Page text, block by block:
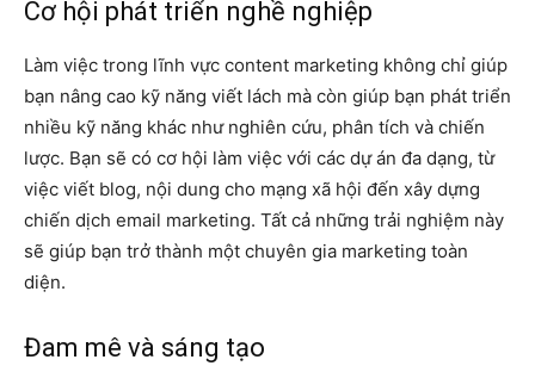
Cơ hội phát triển nghề nghiệp
Làm việc trong lĩnh vực content marketing không chỉ giúp
bạn nâng cao kỹ năng viết lách mà còn giúp bạn phát triển
nhiều kỹ năng khác như nghiên cứu, phân tích và chiến
lược. Bạn sẽ có cơ hội làm việc với các dự án đa dạng, từ
việc viết blog, nội dung cho mạng xã hội đến xây dựng
chiến dịch email marketing. Tất cả những trải nghiệm này
sẽ giúp bạn trở thành một chuyên gia marketing toàn
diện.
Đam mê và sáng tạo